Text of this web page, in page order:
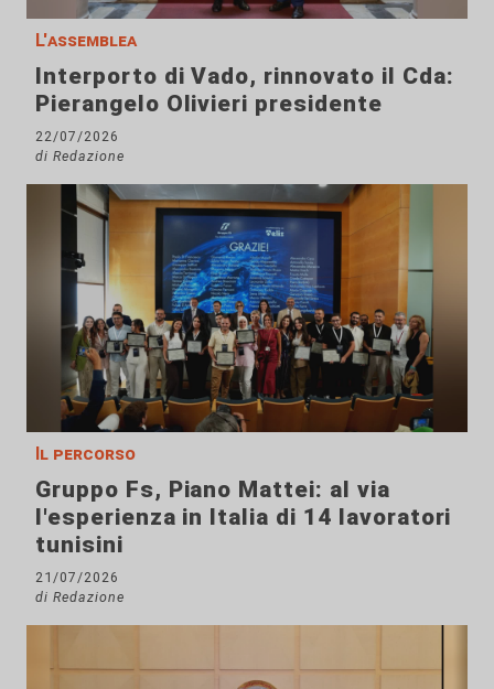
L'assemblea
Interporto di Vado, rinnovato il Cda:
Pierangelo Olivieri presidente
22/07/2026
di Redazione
Il percorso
Gruppo Fs, Piano Mattei: al via
l'esperienza in Italia di 14 lavoratori
tunisini
21/07/2026
di Redazione